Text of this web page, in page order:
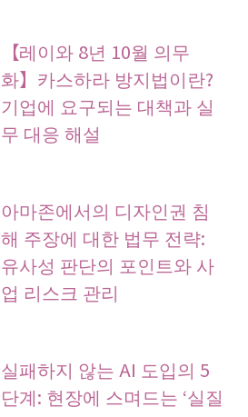
【레이와 8년 10월 의무
화】카스하라 방지법이란?
기업에 요구되는 대책과 실
무 대응 해설
아마존에서의 디자인권 침
해 주장에 대한 법무 전략:
유사성 판단의 포인트와 사
업 리스크 관리
실패하지 않는 AI 도입의 5
단계: 현장에 스며드는 ‘실질